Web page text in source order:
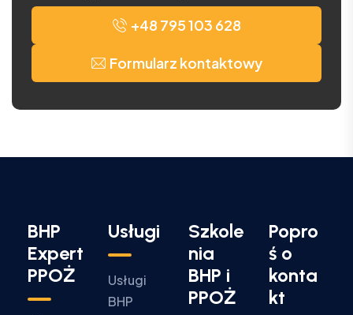
+48 795 103 628
Formularz kontaktowy
BHP
Expert
PPOŻ
Usługi
Usługi
BHP
Szkole
nia
BHP i
PPOŻ
Popro
ś o
konta
kt